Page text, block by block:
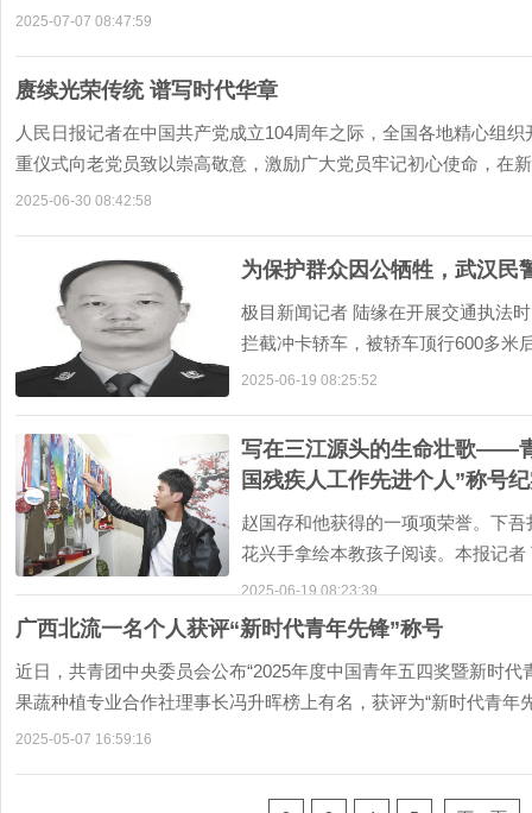
2025-07-07 08:47:59
赓续光荣传统 谱写时代华章
人民日报记者在中国共产党成立104周年之际，全国各地精心组
重仪式向老党员致以崇高敬意，激励广大党员牢记初心使命，在新
2025-06-30 08:42:58
为保护群众因公牺牲，武汉民
极目新闻记者 陆缘在开展交通执法
拦截冲卡轿车，被轿车顶行600多米
治，于6月15日
2025-06-19 08:25:52
写在三江源头的生命壮歌——
国残疾人工作先进个人”称号
赵国存和他获得的一项项荣誉。下
花兴手拿绘本教孩子阅读。本报记
之宗，百川之源的腹地
2025-06-19 08:23:39
广西北流一名个人获评“新时代青年先锋”称号
近日，共青团中央委员会公布“2025年度中国青年五四奖暨新时
果蔬种植专业合作社理事长冯升晖榜上有名，获评为“新时代青年
2025-05-07 16:59:16